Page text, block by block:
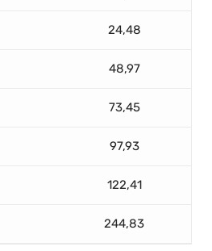
24,48
48,97
73,45
97,93
122,41
244,83